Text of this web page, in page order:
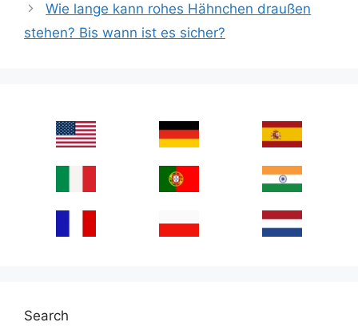
Wie lange kann rohes Hähnchen draußen
stehen? Bis wann ist es sicher?
Search